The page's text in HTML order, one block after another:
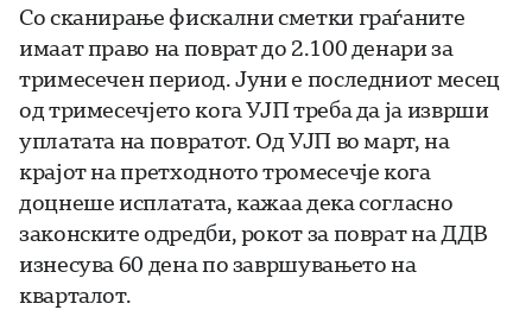
Со сканирање фискални сметки граѓаните
имаат право на поврат до 2.100 денари за
тримесечен период. Јуни е последниот месец
од тримесечјето кога УЈП треба да ја изврши
уплатата на повратот. Од УЈП во март, на
крајот на претходното тромесечје кога
доцнеше исплатата, кажаа дека согласно
законските одредби, рокот за поврат на ДДВ
изнесува 60 дена по завршувањето на
кварталот.